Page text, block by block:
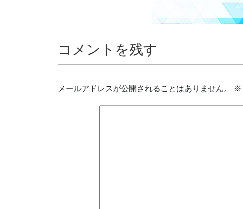
コメントを残す
メールアドレスが公開されることはありません。 ※